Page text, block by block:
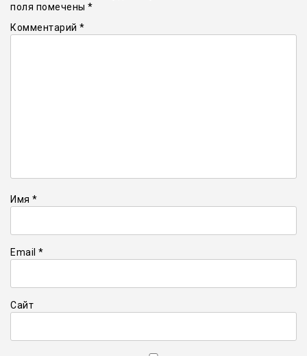
поля помечены *
Комментарий *
Имя *
Email *
Сайт